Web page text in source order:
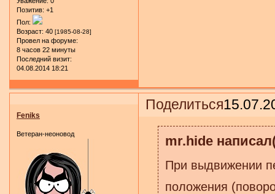
Позитив: +1
Пол:
Возраст: 40 [1985-08-28]
Провел на форуме:
8 часов 22 минуты
Последний визит:
04.08.2014 18:21
Поделиться
Feniks
Ветеран-неоновод mr.hide
При выдвижении
положения